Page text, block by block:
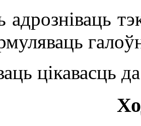
цікавасць